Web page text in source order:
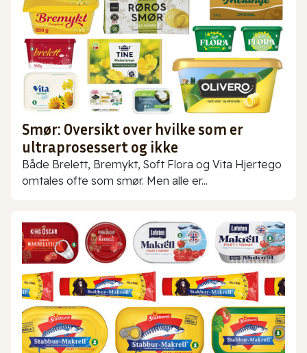
Smør: Oversikt over hvilke som er
ultraprosessert og ikke
Både Brelett, Bremykt, Soft Flora og Vita Hjertego
omtales ofte som smør. Men alle er...